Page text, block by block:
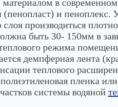
в современном
(пенопласт) и пеноплекс.
производиться
быть 30- 150мм в
режима
демпферная лента
теплового
пленка
системы водяной